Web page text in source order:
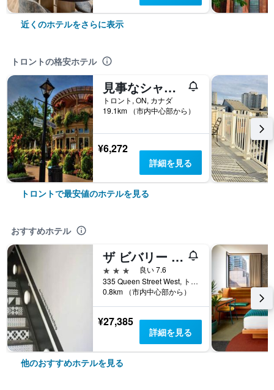
近くのホテルをさらに表示
トロントの格安ホテル
見事なシャレースタイルの家のスイートスイート-Yyz
トロント, ON, カナダ
19.1km （市内中心部から）
¥6,272
詳細を見る
トロントで最安値のホテルを見る
おすすめホテル
ザ ビバリー ホテル
3つ星
良い 7.6
335 Queen Street West, トロント, ON, カナダ
0.8km （市内中心部から）
¥27,385
詳細を見る
他のおすすめホテルを見る